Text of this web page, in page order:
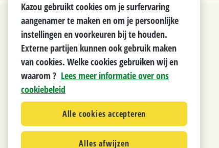
Kazou gebruikt cookies om je surfervaring
aangenamer te maken en om je persoonlijke
instellingen en voorkeuren bij te houden.
Externe partijen kunnen ook gebruik maken
van cookies. Welke cookies gebruiken wij en
waarom ? Lees meer informatie over ons
cookiebeleid
Alle cookies accepteren
Alles afwijzen